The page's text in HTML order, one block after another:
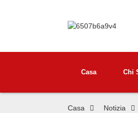
Casa Chi
Casa Notizia